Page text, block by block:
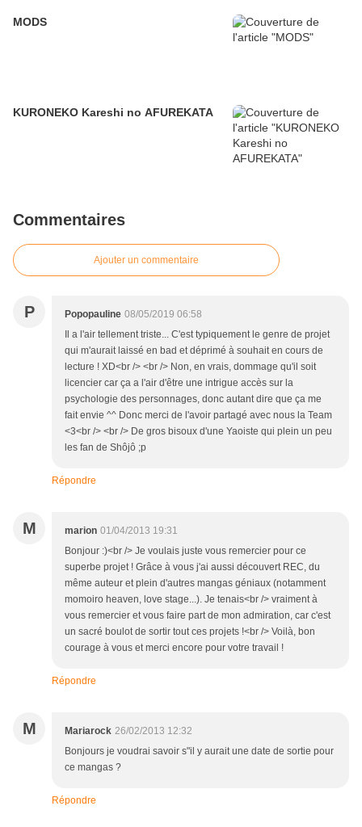
MODS
KURONEKO Kareshi no AFUREKATA
Commentaires
Ajouter un commentaire
P Popopauline 08/05/2019 06:58
Il a l'air tellement triste... C'est typiquement le genre de projet
qui m'aurait laissé en bad et déprimé à souhait en cours de
lecture ! XD<br /> <br /> Non, en vrais, dommage qu'il soit
licencier car ça a l'air d'être une intrigue accès sur la
psychologie des personnages, donc autant dire que ça me
fait envie ^^ Donc merci de l'avoir partagé avec nous la Team
<3<br /> <br /> De gros bisoux d'une Yaoiste qui plein un peu
les fan de Shôjô ;p
Répondre
M marion 01/04/2013 19:31
Bonjour :)<br /> Je voulais juste vous remercier pour ce
superbe projet ! Grâce à vous j'ai aussi découvert REC, du
même auteur et plein d'autres mangas géniaux (notamment
momoiro heaven, love stage...). Je tenais<br /> vraiment à
vous remercier et vous faire part de mon admiration, car c'est
un sacré boulot de sortir tout ces projets !<br /> Voilà, bon
courage à vous et merci encore pour votre travail !
Répondre
M Mariarock 26/02/2013 12:32
Bonjours je voudrai savoir s"il y aurait une date de sortie pour
ce mangas ?
Répondre